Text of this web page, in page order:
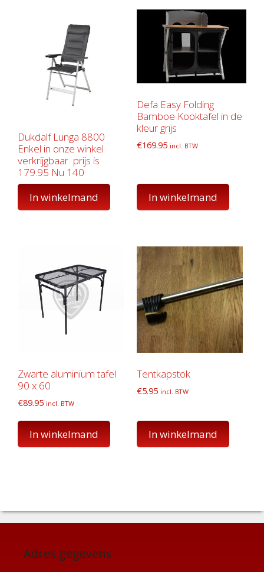
Dukdalf Lunga 8800
Enkel in onze winkel
verkrijgbaar prijs is
179.95 Nu 140
In winkelmand
Defa Easy Folding
Bamboe Kooktafel in de
kleur grijs
€169.95 incl. BTW
In winkelmand
Zwarte aluminium tafel
90 x 60
€89.95 incl. BTW
In winkelmand
Tentkapstok
€5.95 incl. BTW
In winkelmand
Adres gegevens